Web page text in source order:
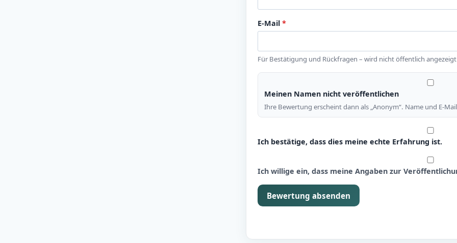
E-Mail *
Für Bestätigung und Rückfragen – wird nicht öffentlich
Meinen Namen nicht veröffentlichen
Ihre Bewertung erscheint dann als „Anonym“. Name und E-
Ich bestätige, dass dies meine echte Erfahrung ist.
Ich willige ein, dass meine Angaben zur
Bewertung absenden